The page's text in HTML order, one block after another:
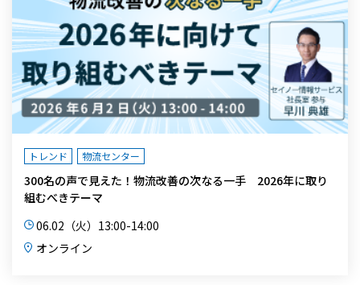
トレンド 物流センター
300名の声で見えた！物流改善の次なる一手 2026年に取り
組むべきテーマ
06.02（火）13:00-14:00
オンライン